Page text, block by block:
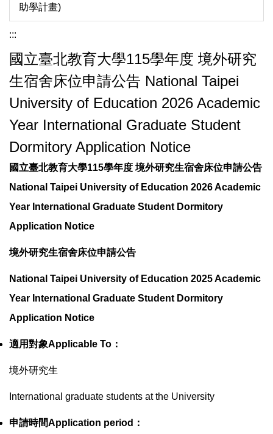
助學計畫)
:::
國立臺北教育大學115學年度 境外研究
生宿舍床位申請公告 National Taipei
University of Education 2026 Academic
Year International Graduate Student
Dormitory Application Notice
國立臺北教育大學115學年度 境外研究生宿舍床位申請公告
National Taipei University of Education 2026 Academic
Year International Graduate Student Dormitory
Application Notice
境外研究生宿舍床位申請公告
National Taipei University of Education 2025 Academic
Year International Graduate Student Dormitory
Application Notice
適用對象Applicable To ：
境外研究生
International graduate students at the University
申請時間Application period ：